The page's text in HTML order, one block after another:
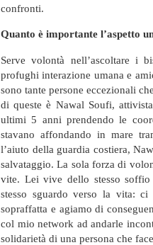
confronti.
Quanto è importante l’aspetto
Serve volontà nell’ascoltare i
profughi interazione umana e
sono tante persone eccezionali
di queste è Nawal Soufi,
ultimi 5 anni prendendo le
stavano affondando in mare
l’aiuto della guardia costiera,
salvataggio. La sola forza di
vite. Lei vive dello stesso
stesso sguardo verso la vita: ci
sopraffatta e agiamo di
col mio network ad andarle
solidarietà di una persona che